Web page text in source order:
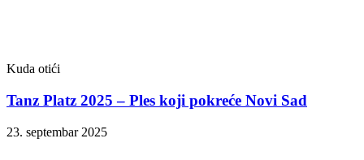
Kuda otići
Tanz Platz 2025 – Ples koji pokreće Novi Sad
23. septembar 2025